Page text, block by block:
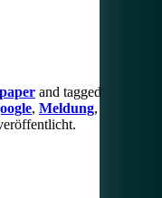
and tagged
, Meldung,